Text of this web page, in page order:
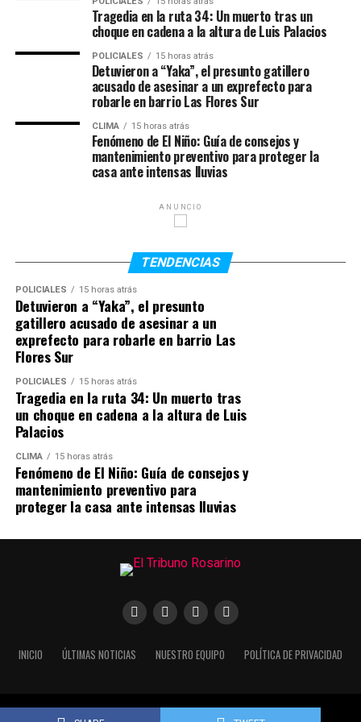
el país oceánico realizando las gestiones
correspondientes.
El accidente ocurrió el jueves pasado por la noche,
cuando un micro turístico que trasladaba a más de 30
pasajeros chocó contra otro vehículo y terminó
volcando en una ruta del noreste australiano. Las
autoridades locales calificaron la escena como
“catastrófica” y confirmaron que hubo varios heridos
además de la víctima fatal argentina.
Serena había sido trasladada con vida a un centro
médico luego del impacto, pero falleció poco después
debido a la gravedad de las lesiones sufridas. Su amiga
Valentina continúa internada bajo observación médica y
evoluciona favorablemente.
La joven era oriunda de Rosario y había desarrollado una
vida marcada por los viajes. Con ciudadanía argentina e
italiana, desde 2020 residía en Europa y trabajaba en el
rubro hotelero y administrativo, además de impulsar un
emprendimiento vinculado al asesoramiento para
tramitar la ciudadanía italiana. En los últimos años
había recorrido distintos países de Asia y Oceanía.
Tragedia en la ruta 34: Un muerto tras un
choque en cadena a la altura de Luis Palacios
POLICIALES 15 horas atrás
Detuvieron a “Yaka”, el presunto gatillero
acusado de asesinar a un exprefecto para
robarle en barrio Las Flores Sur
CLIMA 15 horas atrás
Fenómeno de El Niño: Guía de consejos y
mantenimiento preventivo para proteger la
casa ante intensas lluvias
ANUNCIO
TENDENCIAS
POLICIALES 15 horas atrás
Detuvieron a “Yaka”, el presunto
gatillero acusado de asesinar a un
exprefecto para robarle en barrio Las
Flores Sur
POLICIALES 15 horas atrás
Tragedia en la ruta 34: Un muerto tras
un choque en cadena a la altura de Luis
Palacios
CLIMA 15 horas atrás
Fenómeno de El Niño: Guía de consejos y
mantenimiento preventivo para
proteger la casa ante intensas lluvias
INICIO ÚLTIMAS NOTICIAS NUESTRO EQUIPO POLÍTICA DE PRIVACIDAD
Copyright © 2021. todos los derechos reservados.